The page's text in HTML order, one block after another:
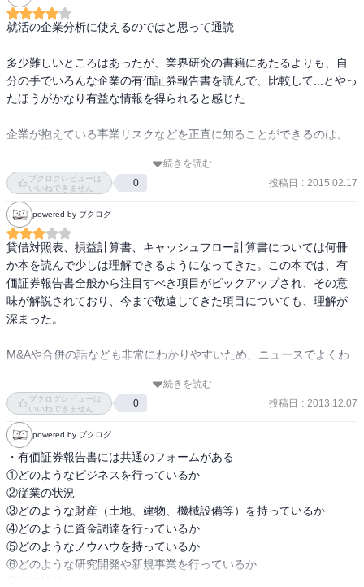
就活の企業分析に使えるのではと思って通読
多少難しいところはあったが、業界研究の書籍にあたるよりも、自
分の手でいろんな企業の有価証券報告書を読んで、比較して...とやっ
たほうがかなり有益な情報を得られると感じた
企業が抱えている事業リスクなどを正直に知ることができるのは、
続きを読む
ブクログレビューは
いいねできません
0 投稿日 : 2015.02.17
powered by ブクログ
貸借対照表、損益計算書、キャッシュフロー計算書については何冊
か本を読んで少しは理解できるようになってきた。この本では、有
価証券報告書全般から注目すべき項目がピックアップされ、その意
味が解説されており、今まで敬遠してきた項目についても、理解が
深まった。
M&Aや合併の話なども非常にわかりやすいため、ニュースでよくわ
きた。
実際の決算書を用いての解説のため、イメージがつきやすい。
まだまだ知識が浅いので、何度か読んでさらに理解を深めたい。
続きを読む
ブクログレビューは
いいねできません
0 投稿日 : 2013.12.07
powered by ブクログ
・有価証券報告書には共通のフォームがある
①どのようなビジネスを行っているか
②従業の状況
③どのような財産（土地、建物、機械設備等）を持っているか
④どのように資金調達を行っているか
⑤どのようなノウハウを持っているか
⑥どのような研究開発や新規事業を行っているか